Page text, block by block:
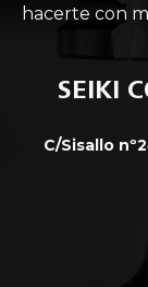
hacerte con
SEIKI
C/Sisallo